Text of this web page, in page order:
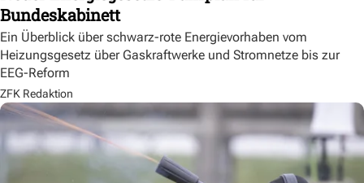
Bundeskabinett
Ein Überblick über schwarz-rote Energievorhaben vom
Heizungsgesetz über Gaskraftwerke und Stromnetze bis zur
EEG-Reform
ZFK Redaktion